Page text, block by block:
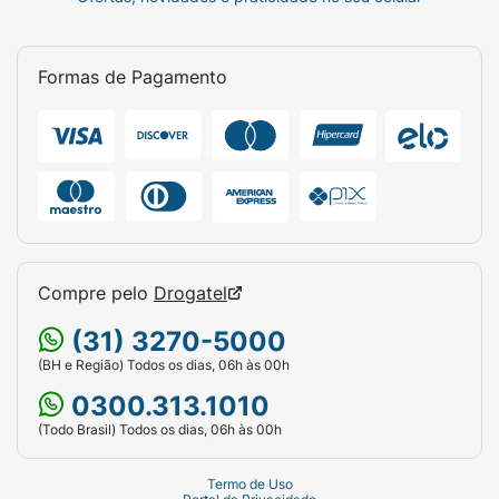
Formas de Pagamento
Compre pelo Drogatel
(31) 3270-5000
(BH e Região) Todos os dias, 06h às 00h
0300.313.1010
(Todo Brasil) Todos os dias, 06h às 00h
Termo de Uso